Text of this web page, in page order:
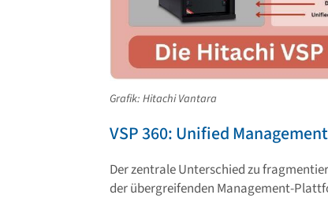
Grafik: Hitachi Vantara
VSP 360: Unified
Der zentrale Unterschied zu
der übergreifenden Management-